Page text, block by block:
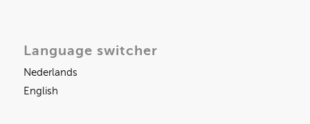
Language switcher
Nederlands
English